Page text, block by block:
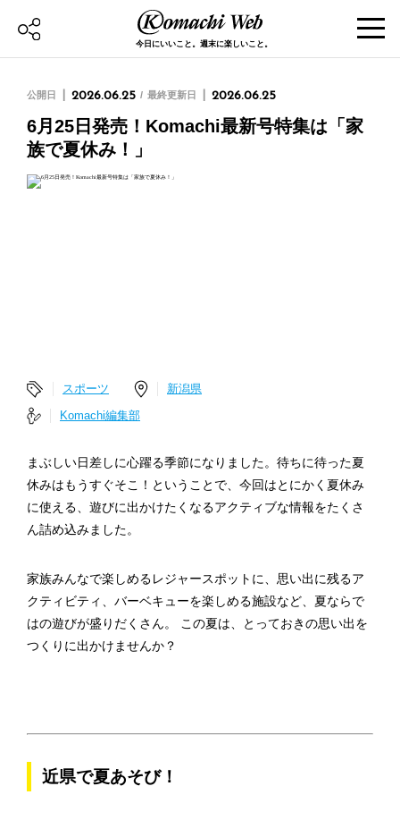
今日にいいこと。週末に楽しいこと。
公開日 2026.06.25 最終更新日 2026.06.25
6月25日発売！Komachi最新号特集は「家
族で夏休み！」
スポーツ
新潟県
Komachi編集部
まぶしい日差しに心躍る季節になりました。待ちに待った夏
休みはもうすぐそこ！ということで、今回はとにかく夏休み
に使える、遊びに出かけたくなるアクティブな情報をたくさ
ん詰め込みました。
家族みんなで楽しめるレジャースポットに、思い出に残るア
クティビティ、バーベキューを楽しめる施設など、夏ならで
はの遊びが盛りだくさん。 この夏は、とっておきの思い出を
つくりに出かけませんか？
近県で夏あそび！